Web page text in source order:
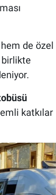
de özel
birlikte
katkılar